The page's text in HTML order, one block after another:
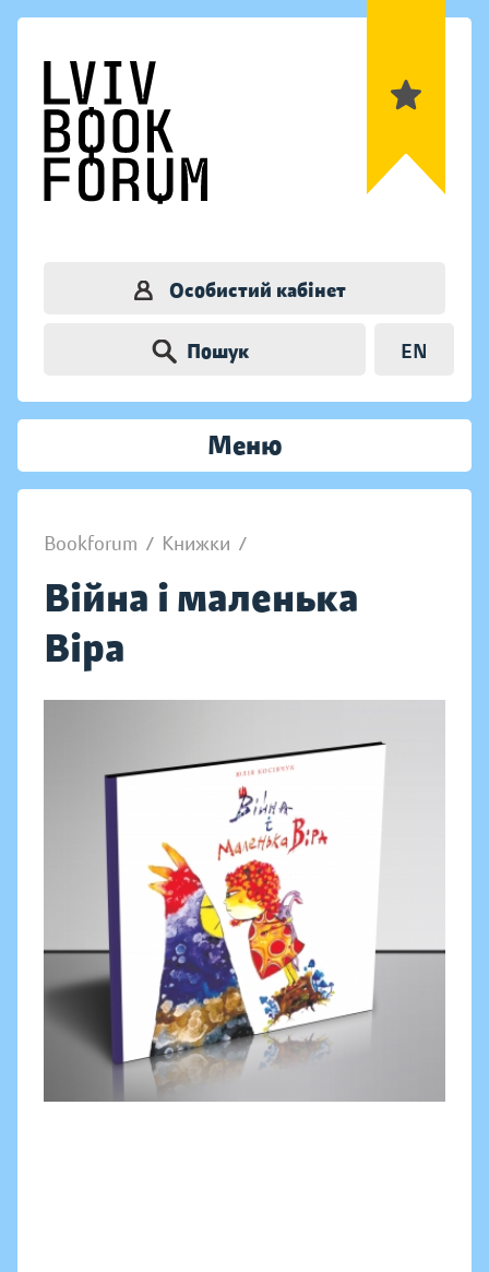
Особистий кабінет
Пошук EN
Меню
Bookforum / Книжки /
Війна і маленька
Віра